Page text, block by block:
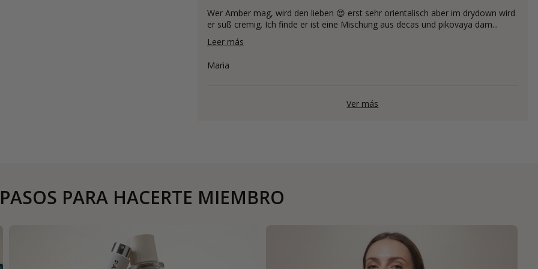
Wer Amber mag, wird den lieben 😍 erst sehr orientalisch aber im drydown wird
er süß cremig. Ich finde er ist eine Mischung aus decas und pikovaya dam...
Leer más
Maria
Ver más
PARA HACERTE MIEMBRO